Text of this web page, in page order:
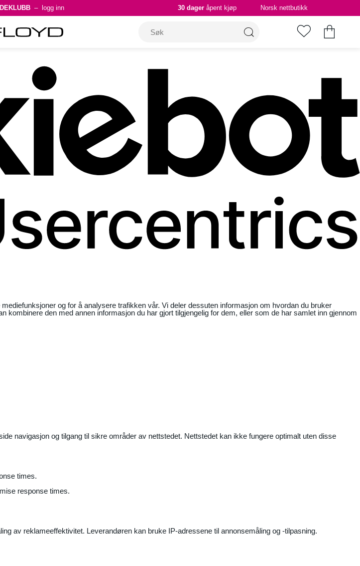
og for å analysere trafikken vår. Vi deler dessuten informasjon om hvordan du bruker
den med annen informasjon du har gjort tilgjengelig for dem, eller som de har samlet inn gjennom
navigasjon og tilgang til sikre områder av nettstedet. Nettstedet kan ikke fungere optimalt uten disse
times.
response times.
av reklameeffektivitet. Leverandøren kan bruke IP-adressene til annonsemåling og -tilpasning.
– logg inn 30 dager åpent kjøp Norsk nettbutikk